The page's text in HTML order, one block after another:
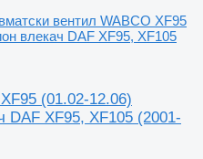
вентил WABCO XF95
влекач DAF XF95, XF105
(01.02-12.06)
DAF XF95, XF105 (2001-